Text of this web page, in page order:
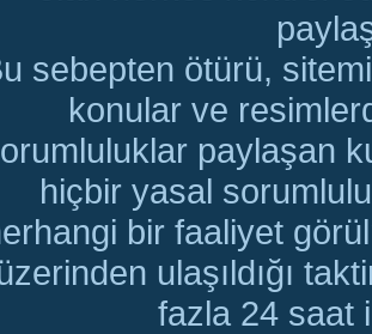
sebepten ötürü,
konular ve
paylaşan
hiçbir yasal
bir faaliyet
ulaşıldığı
fazla 24 saat